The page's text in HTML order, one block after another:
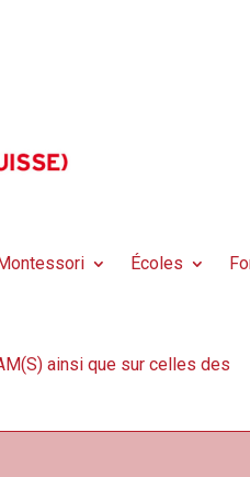
Montessori Écoles
ainsi que sur celles des